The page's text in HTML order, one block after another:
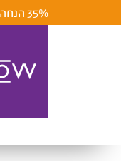
35% הנחה לחברי מועדון ומצטרפים חדשים |